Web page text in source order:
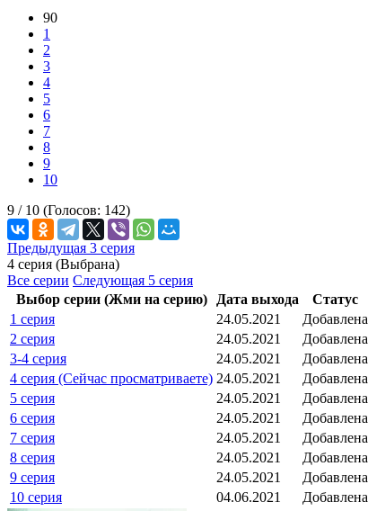
90
1
2
3
4
5
6
7
8
9
10
9 / 10 (Голосов: 142)
Предыдущая 3 серия
4 серия (Выбрана)
Все серии Следующая 5 серия
Выбор серии (Жми на серию)
Дата выхода
Статус
1 серия
24.05.2021
Добавлена
2 серия
24.05.2021
Добавлена
3-4 серия
24.05.2021
Добавлена
4 серия (Сейчас просматриваете) 24.05.2021
Добавлена
5 серия
24.05.2021
Добавлена
6 серия
24.05.2021
Добавлена
7 серия
24.05.2021
Добавлена
8 серия
24.05.2021
Добавлена
9 серия
24.05.2021
Добавлена
10 серия
04.06.2021 Добавлена